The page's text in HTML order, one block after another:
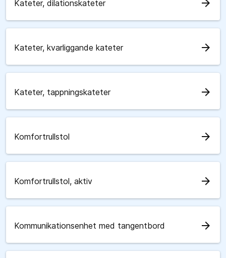
Kateter, dilationskateter arrow_forward
Kateter, kvarliggande kateter arrow_forward
Kateter, tappningskateter arrow_forward
Komfortrullstol arrow_forward
Komfortrullstol, aktiv arrow_forward
Kommunikationsenhet med tangentbord arrow_forward